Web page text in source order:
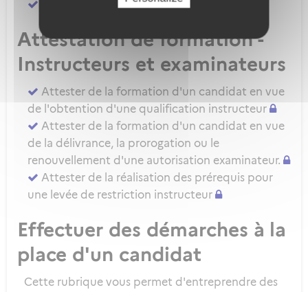
Attester d'une évaluation de niveau IRSE
Attestation de formation -
Instructeurs et examinateurs
Attester de la formation d'un candidat en vue
de l'obtention d'une qualification instructeur
Attester de la formation d'un candidat en vue
de la délivrance, la prorogation ou le
renouvellement d'une autorisation examinateur.
Attester de la réalisation des prérequis pour
une levée de restriction instructeur
Effectuer des démarches à la
place d'un candidat
Cette rubrique vous permet d'entreprendre des